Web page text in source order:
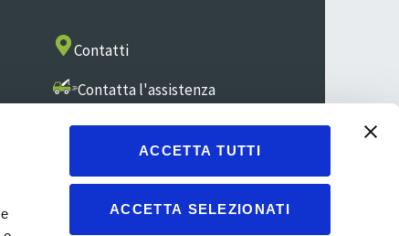
ACCETTA TUTTI
ACCETTA SELEZIONATI
Contatti
Contatta l'assistenza
Privacy policy
Esercizio Diritti Interessato